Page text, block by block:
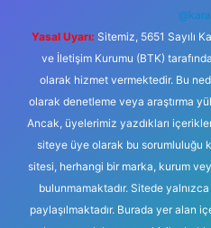
Yasal Uyarı: Sitemiz, 5651 Sayılı
ve İletişim Kurumu (BTK)
olarak hizmet vermektedir. Bu
olarak denetleme veya araştırma
Ancak, üyelerimiz yazdıkları
siteye üye olarak bu sorumluluğu
sitesi, herhangi bir marka, kurum
bulunmamaktadır. Sitede
paylaşılmaktadır. Burada yer alan